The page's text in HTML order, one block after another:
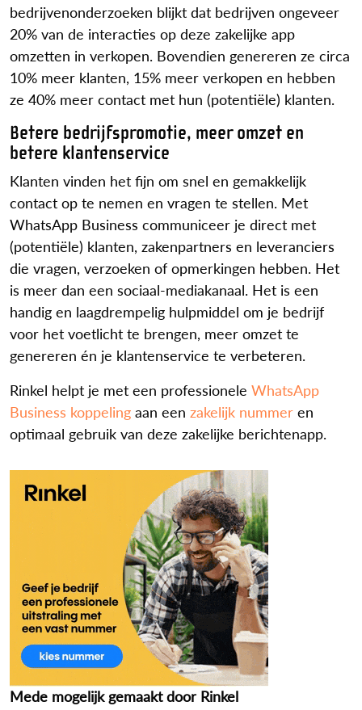
bedrijvenonderzoeken blijkt dat bedrijven ongeveer
20% van de interacties op deze zakelijke app
omzetten in verkopen. Bovendien genereren ze circa
10% meer klanten, 15% meer verkopen en hebben
ze 40% meer contact met hun (potentiële) klanten.
Betere bedrijfspromotie, meer omzet en
betere klantenservice
Klanten vinden het fijn om snel en gemakkelijk
contact op te nemen en vragen te stellen. Met
WhatsApp Business communiceer je direct met
(potentiële) klanten, zakenpartners en leveranciers
die vragen, verzoeken of opmerkingen hebben. Het
is meer dan een sociaal-mediakanaal. Het is een
handig en laagdrempelig hulpmiddel om je bedrijf
voor het voetlicht te brengen, meer omzet te
genereren én je klantenservice te verbeteren.
Rinkel helpt je met een professionele WhatsApp
Business koppeling aan een zakelijk nummer en
optimaal gebruik van deze zakelijke berichtenapp.
Mede mogelijk gemaakt door Rinkel